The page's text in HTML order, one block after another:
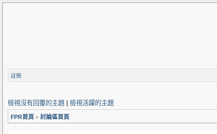
註冊
檢視沒有回覆的主題 檢視活躍的主題
FPR首頁 » 討論區首頁